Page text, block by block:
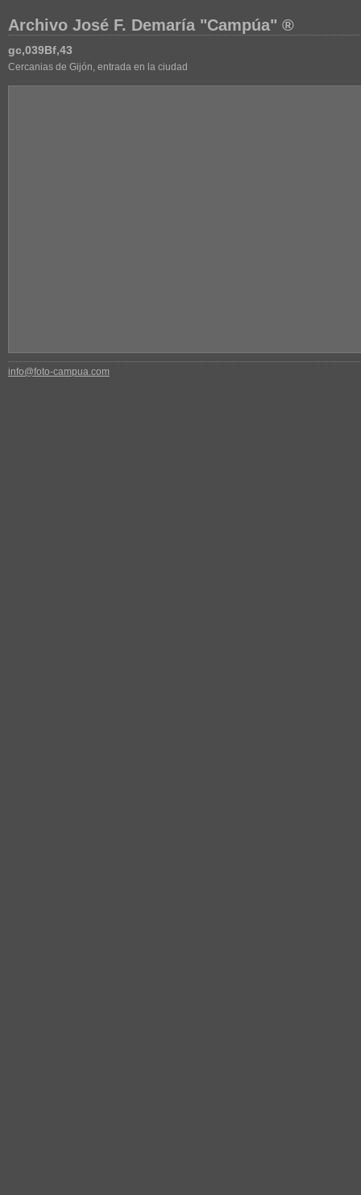
Archivo José F. Demaría "Campúa" ®
gc,039Bf,43
Cercanias de Gijón, entrada en la ciudad
info@foto-campua.com